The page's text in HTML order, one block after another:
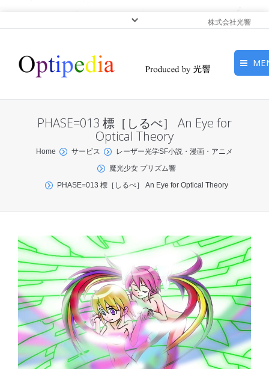
株式会社光響
ピックアップ
光応用・アプリケーショ
PHASE=013 標［しるべ］ An Eye for
Optical Theory
You are here:
Home サービス
レーザー光学SF小説・漫画・アニメ
魔光少女 プリズム響
PHASE=013 標［しるべ］ An Eye for Optical Theory